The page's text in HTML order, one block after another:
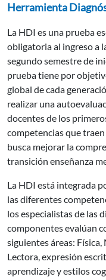
Herramienta
La HDI es una prueba
obligatoria al ingreso a
segundo semestre de
prueba tiene por
global de cada
realizar una
docentes de los
competencias que
busca mejorar la
transición enseñanza
La HDI está integrada
las diferentes
los especialistas de las
componentes evalúan
siguientes áreas:
Lectora, expresión
aprendizaje y estilos